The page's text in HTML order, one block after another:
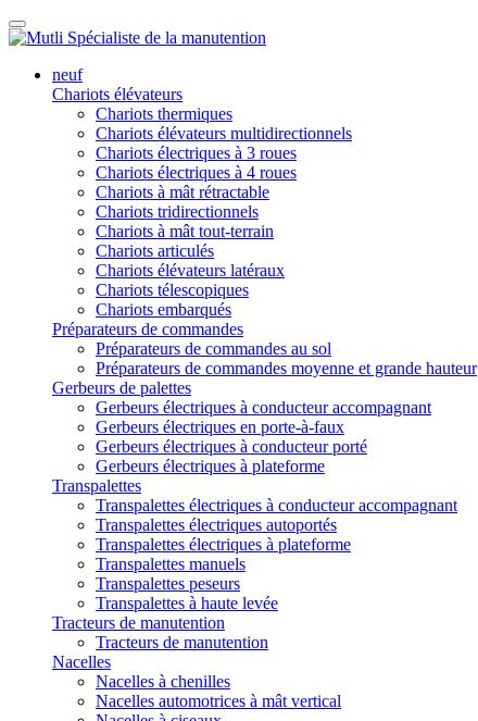
neuf
Chariots élévateurs
Chariots thermiques
Chariots élévateurs multidirectionnels
Chariots électriques à 3 roues
Chariots électriques à 4 roues
Chariots à mât rétractable
Chariots tridirectionnels
Chariots à mât tout-terrain
Chariots articulés
Chariots élévateurs latéraux
Chariots télescopiques
Chariots embarqués
Préparateurs de commandes
Préparateurs de commandes au sol
Préparateurs de commandes moyenne et grande hauteur
Gerbeurs de palettes
Gerbeurs électriques à conducteur accompagnant
Gerbeurs électriques en porte-à-faux
Gerbeurs électriques à conducteur porté
Gerbeurs électriques à plateforme
Transpalettes
Transpalettes électriques à conducteur accompagnant
Transpalettes électriques autoportés
Transpalettes électriques à plateforme
Transpalettes manuels
Transpalettes peseurs
Transpalettes à haute levée
Tracteurs de manutention
Tracteurs de manutention
Nacelles
Nacelles à chenilles
Nacelles automotrices à mât vertical